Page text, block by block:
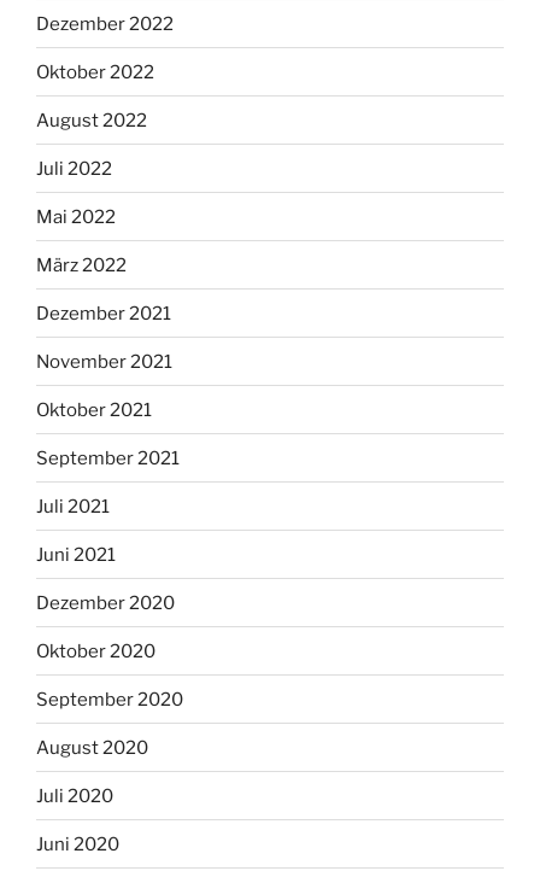
Dezember 2022
Oktober 2022
August 2022
Juli 2022
Mai 2022
März 2022
Dezember 2021
November 2021
Oktober 2021
September 2021
Juli 2021
Juni 2021
Dezember 2020
Oktober 2020
September 2020
August 2020
Juli 2020
Juni 2020